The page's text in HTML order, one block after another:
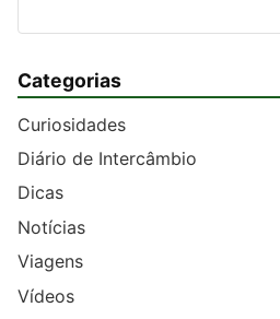
Categorias
Curiosidades
Diário de Intercâmbio
Dicas
Notícias
Viagens
Vídeos